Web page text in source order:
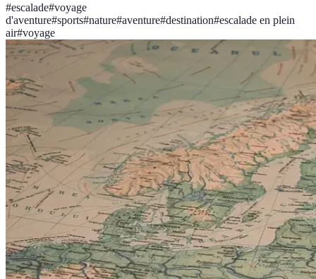
#escalade#voyage
d'aventure#sports#nature#aventure#destination#escalade en plein
air#voyage